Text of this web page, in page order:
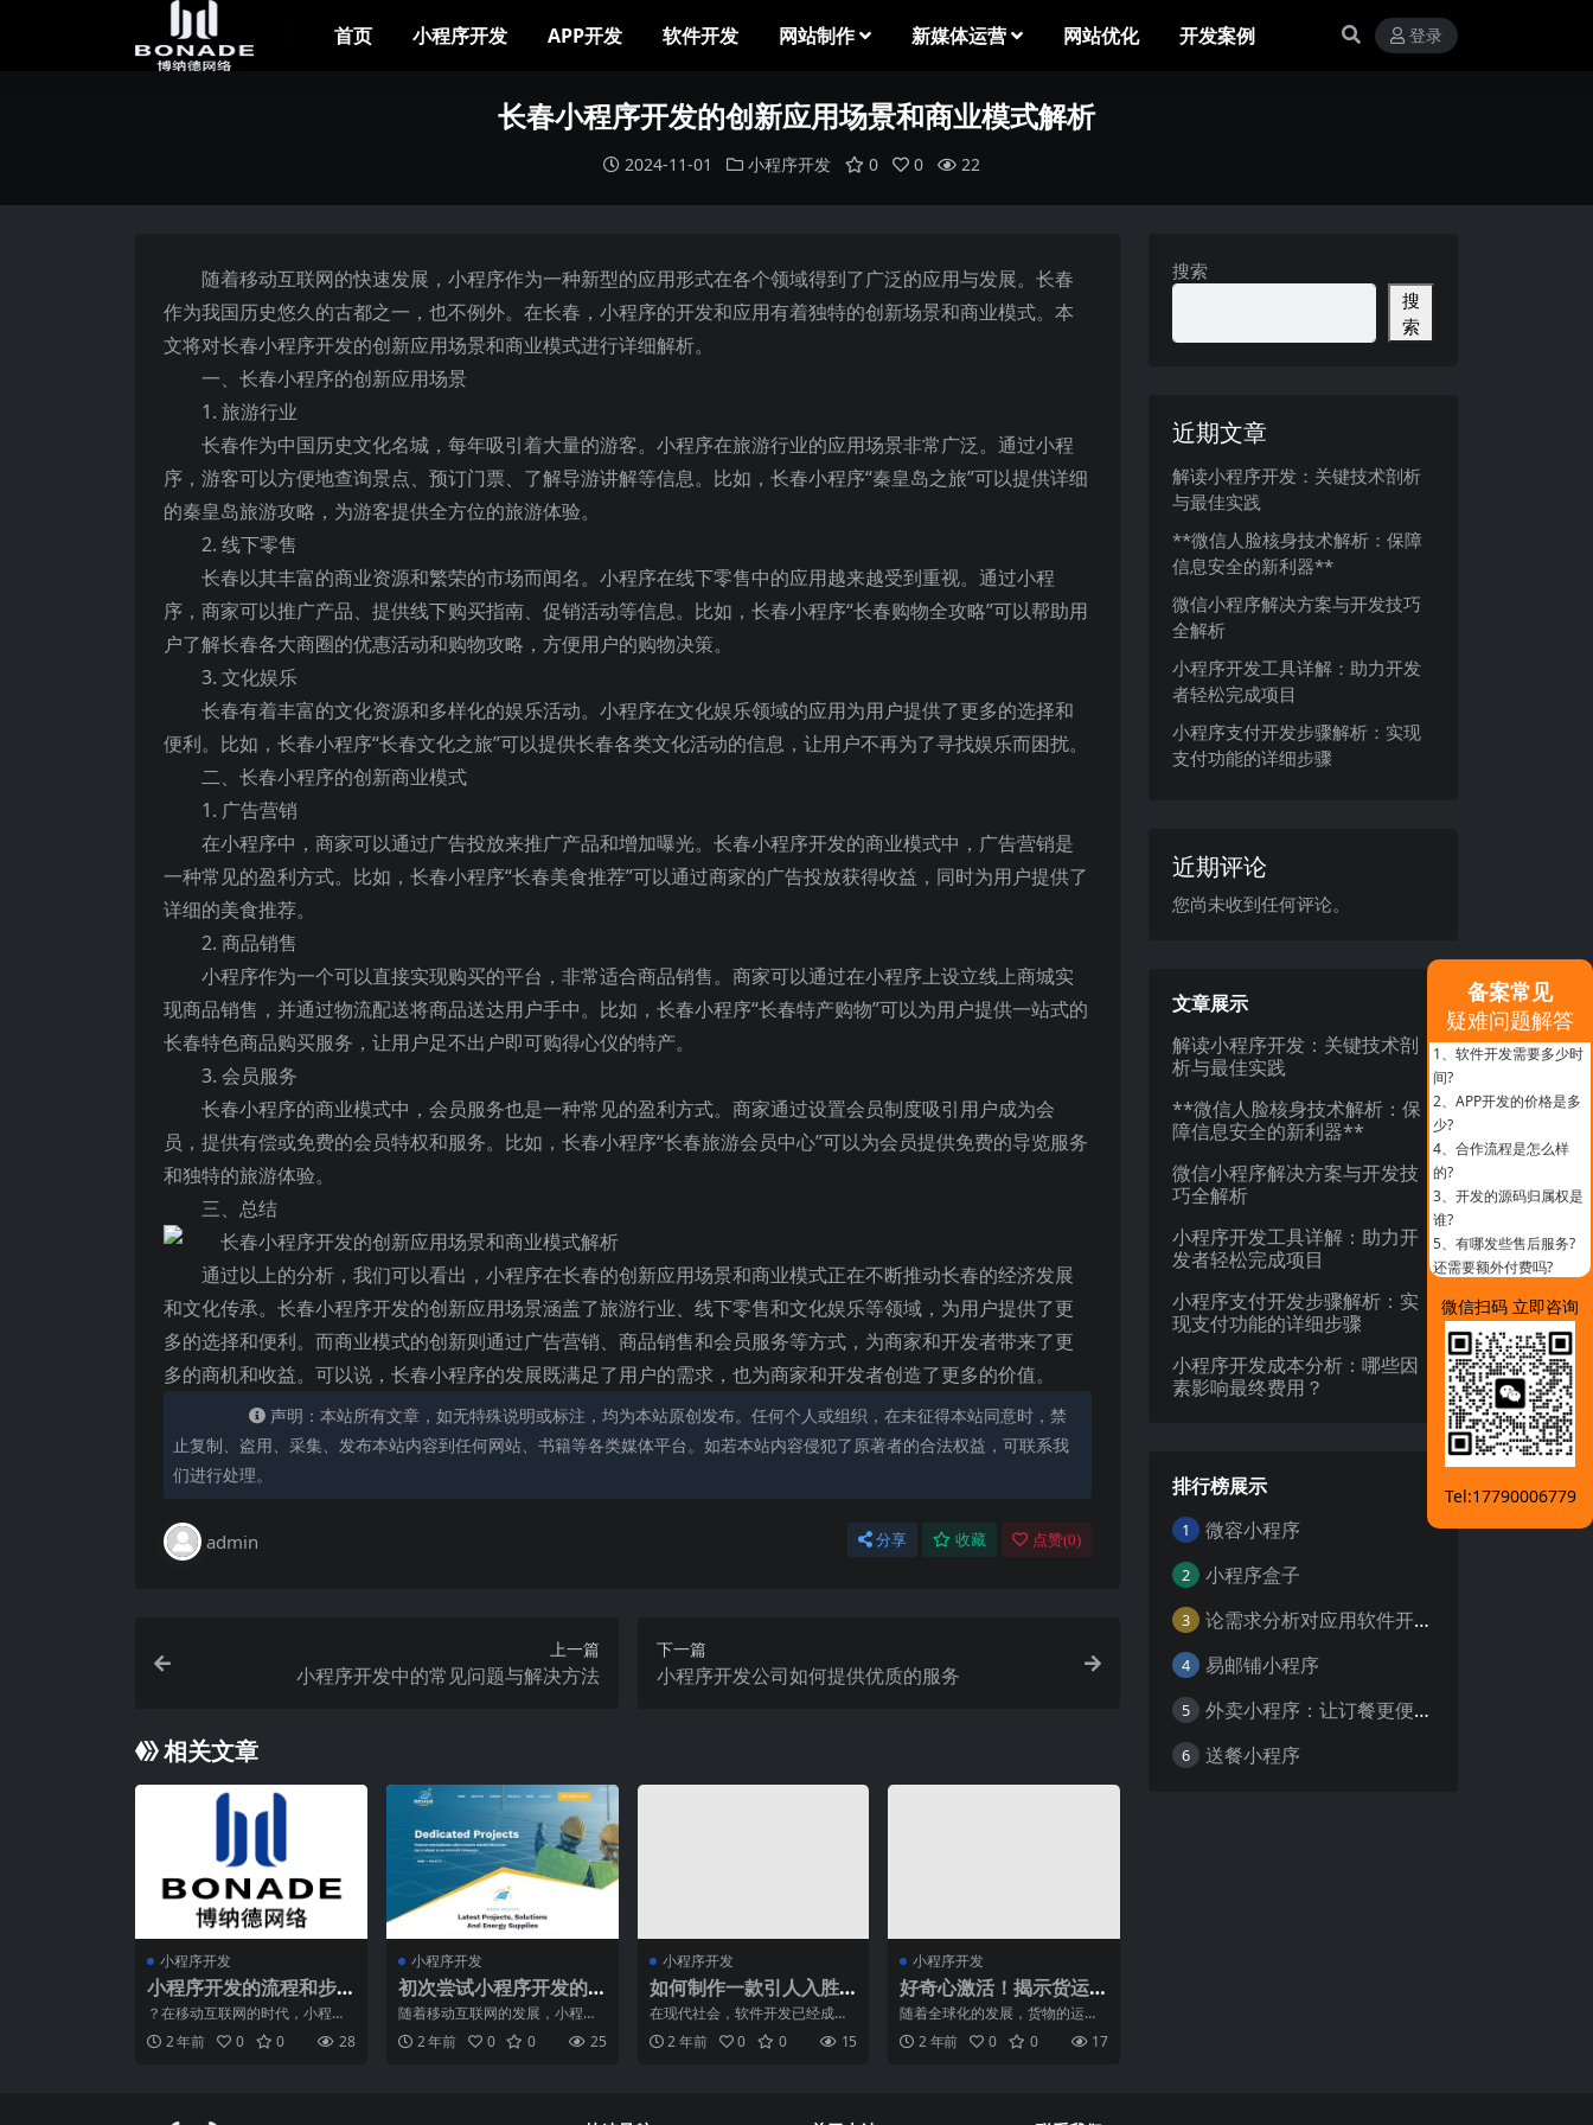
首页 小程序开发 APP开发 软件开发 网站制作 新媒体运营 网站优化 开发案例 登录
长春小程序开发的创新应用场景和商业模式解析
2024-11-01 小程序开发 0 0 22
随着移动互联网的快速发展，小程序作为一种新型的应用形式在各个领域得到了广泛的应用与发展。长春
作为我国历史悠久的古都之一，也不例外。在长春，小程序的开发和应用有着独特的创新场景和商业模式。本
文将对长春小程序开发的创新应用场景和商业模式进行详细解析。
一、长春小程序的创新应用场景
1. 旅游行业
长春作为中国历史文化名城，每年吸引着大量的游客。小程序在旅游行业的应用场景非常广泛。通过小程
序，游客可以方便地查询景点、预订门票、了解导游讲解等信息。比如，长春小程序“秦皇岛之旅”可以提供详细
的秦皇岛旅游攻略，为游客提供全方位的旅游体验。
2. 线下零售
长春以其丰富的商业资源和繁荣的市场而闻名。小程序在线下零售中的应用越来越受到重视。通过小程
序，商家可以推广产品、提供线下购买指南、促销活动等信息。比如，长春小程序“长春购物全攻略”可以帮助用
户了解长春各大商圈的优惠活动和购物攻略，方便用户的购物决策。
3. 文化娱乐
长春有着丰富的文化资源和多样化的娱乐活动。小程序在文化娱乐领域的应用为用户提供了更多的选择和
便利。比如，长春小程序“长春文化之旅”可以提供长春各类文化活动的信息，让用户不再为了寻找娱乐而困扰。
二、长春小程序的创新商业模式
1. 广告营销
在小程序中，商家可以通过广告投放来推广产品和增加曝光。长春小程序开发的商业模式中，广告营销是
一种常见的盈利方式。比如，长春小程序“长春美食推荐”可以通过商家的广告投放获得收益，同时为用户提供了
详细的美食推荐。
2. 商品销售
小程序作为一个可以直接实现购买的平台，非常适合商品销售。商家可以通过在小程序上设立线上商城实
现商品销售，并通过物流配送将商品送达用户手中。比如，长春小程序“长春特产购物”可以为用户提供一站式的
长春特色商品购买服务，让用户足不出户即可购得心仪的特产。
3. 会员服务
长春小程序的商业模式中，会员服务也是一种常见的盈利方式。商家通过设置会员制度吸引用户成为会
员，提供有偿或免费的会员特权和服务。比如，长春小程序“长春旅游会员中心”可以为会员提供免费的导览服务
和独特的旅游体验。
三、总结
通过以上的分析，我们可以看出，小程序在长春的创新应用场景和商业模式正在不断推动长春的经济发展
和文化传承。长春小程序开发的创新应用场景涵盖了旅游行业、线下零售和文化娱乐等领域，为用户提供了更
多的选择和便利。而商业模式的创新则通过广告营销、商品销售和会员服务等方式，为商家和开发者带来了更
多的商机和收益。可以说，长春小程序的发展既满足了用户的需求，也为商家和开发者创造了更多的价值。
声明：本站所有文章，如无特殊说明或标注，均为本站原创发布。任何个人或组织，在未征得本站同意时，禁
止复制、盗用、采集、发布本站内容到任何网站、书籍等各类媒体平台。如若本站内容侵犯了原著者的合法权益，可联系我
们进行处理。
admin 分享 收藏 点赞(0)
上一篇
小程序开发中的常见问题与解决方法
下一篇
小程序开发公司如何提供优质的服务
相关文章
小程序开发
小程序开发的流程和步
骤是什么?
？在移动互联网的时代，小程序
已经成为越来越多企业的营销利
器，越来越多的人也意识到
2 年前 0 0 28
小程序开发
初次尝试小程序开发的
步骤与经验分享
随着移动互联网的发展，小程序
已经成为了许多企业和个人开展
业务的利器。相比传统的A
2 年前 0 0 25
小程序开发
如何制作一款引人入胜
的软件开发小程序？
在现代社会，软件开发已经成为
了一项备受关注的技术领域。而
在这个领域中，制作一款引
2 年前 0 0 15
小程序开发
好奇心激活！揭示货运
代理的惊人真相！
随着全球化的发展，货物的运输
已经成为一个不可或缺的环节。
而在货物运输中，货运代理
2 年前 0 0 17
搜索
搜
索
近期文章
解读小程序开发：关键技术剖析
与最佳实践
**微信人脸核身技术解析：保障
信息安全的新利器**
微信小程序解决方案与开发技巧
全解析
小程序开发工具详解：助力开发
者轻松完成项目
小程序支付开发步骤解析：实现
支付功能的详细步骤
近期评论
您尚未收到任何评论。
文章展示
解读小程序开发：关键技术剖
析与最佳实践
**微信人脸核身技术解析：保
障信息安全的新利器**
微信小程序解决方案与开发技
巧全解析
小程序开发工具详解：助力开
发者轻松完成项目
小程序支付开发步骤解析：实
现支付功能的详细步骤
小程序开发成本分析：哪些因
素影响最终费用？
排行榜展示
1 微容小程序
2 小程序盒子
3 论需求分析对应用软件开发的重要性
4 易邮铺小程序
5 外卖小程序：让订餐更便捷，吃货的福音
6 送餐小程序
备案常见
疑难问题解答
1、 软件开发需要多少时
间?
2、 APP开发的价格是多
少?
4、 合作流程是怎么样
的?
3、 开发的源码归属权是
谁?
5、 有哪发些售后服务?
还需要额外付费吗?
微信扫码 立即咨询
Tel:17790006779